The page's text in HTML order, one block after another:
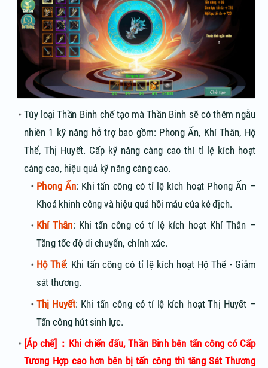
Tùy loại Thần Binh chế tạo mà Thần Binh sẽ có thêm ngẫu
nhiên 1 kỹ năng hỗ trợ bao gồm: Phong Ấn, Khí Thân, Hộ
Thể, Thị Huyết. Cấp kỹ năng càng cao thì tỉ lệ kích hoạt
càng cao, hiệu quả kỹ năng càng cao.
Phong Ấn: Khi tấn công có tỉ lệ kích hoạt Phong Ấn –
Khoá khinh công và hiệu quả hồi máu của kẻ địch.
Khí Thân: Khi tấn công có tỉ lệ kích hoạt Khí Thân –
Tăng tốc độ di chuyển, chính xác.
Hộ Thể: Khi tấn công có tỉ lệ kích hoạt Hộ Thể - Giảm
sát thương.
Thị Huyết: Khi tấn công có tỉ lệ kích hoạt Thị Huyết –
Tấn công hút sinh lực.
[Áp chế]：Khi chiến đấu, Thần Binh bên tấn công có Cấp
Tương Hợp cao hơn bên bị tấn công thì tăng Sát Thương